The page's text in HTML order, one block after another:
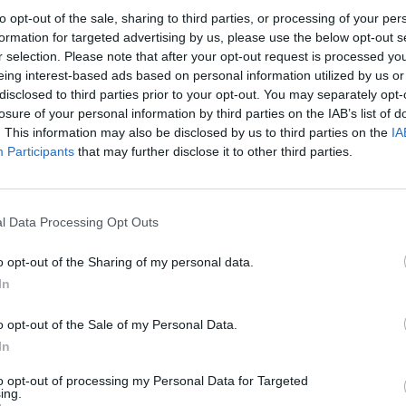
opt-out of the sale, sharing to third parties, or processing of your
for targeted advertising by us, please use the below opt-out
selection. Please note that after your opt-out request is processed
interest-based ads based on personal information utilized by us
to third parties prior to your opt-out. You may separately
of your personal information by third parties on the IAB’s list of
This information may also be disclosed by us to third parties on the
Participants that may further disclose it to other third parties.
Data Processing Opt Outs
opt-out of the Sharing of my personal data.
opt-out of the Sale of my Personal Data.
opt-out of processing my Personal Data for Targeted
Act - DSA (Verordnung (EU) 2022/265)
Behörden nach Art. 11, 12 DSA erreichen Sie
Sprachen sind: Deutsch, Englisch.
§ 27 a Umsatzsteuergesetz: